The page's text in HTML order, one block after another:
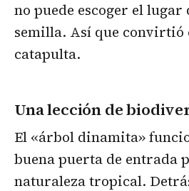
no puede escoger el lugar
semilla. Así que convirtió
catapulta.
Una lección de
El «árbol dinamita»
buena puerta de entrada
naturaleza tropical.